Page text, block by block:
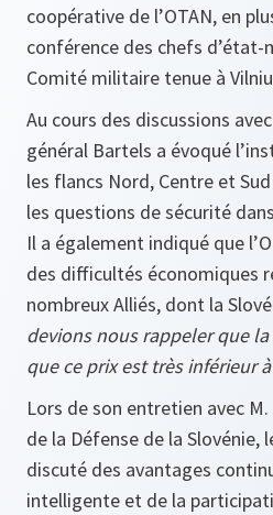
coopérative de l’OTAN, en
conférence des chefs
Comité militaire tenue à
Au cours des discussions
général Bartels a évoqué
les flancs Nord, Centre et
les questions de sécurité
Il a également indiqué que
des difficultés économiques
nombreux Alliés, dont la
devions nous rappeler que
que ce prix est très inférieur
Lors de son entretien avec
de la Défense de la Slovénie,
discuté des avantages
intelligente et de la